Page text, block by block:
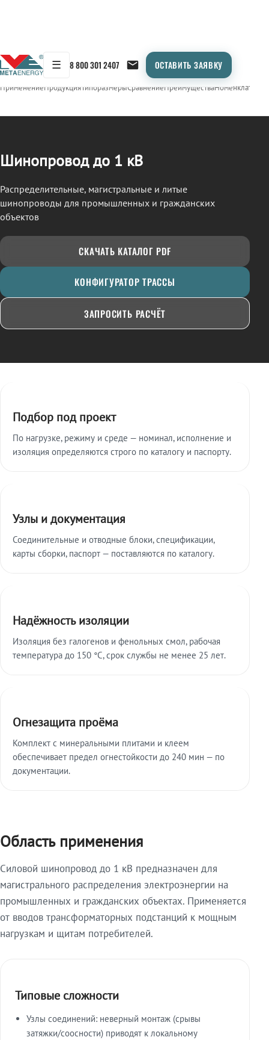
☰ 8 800 301 2407 ОСТАВИТЬ ЗАЯВКУ
← Продукция/ШИНОПРОВОД
ПрименениеПродукцияТипоразмерыСравнениеПреимуществаНоменклатура
Шинопровод до 1 кВ
Распределительные, магистральные и литые
шинопроводы для промышленных и гражданских
объектов
СКАЧАТЬ КАТАЛОГ PDF
КОНФИГУРАТОР ТРАССЫ
ЗАПРОСИТЬ РАСЧЁТ
Подбор под проект
По нагрузке, режиму и среде — номинал, исполнение и
изоляция определяются строго по каталогу и паспорту.
Узлы и документация
Соединительные и отводные блоки, спецификации,
карты сборки, паспорт — поставляются по каталогу.
Надёжность изоляции
Изоляция без галогенов и фенольных смол, рабочая
температура до 150 °C, срок службы не менее 25 лет.
Огнезащита проёма
Комплект с минеральными плитами и клеем
обеспечивает предел огнестойкости до 240 мин — по
документации.
Область применения
Силовой шинопровод до 1 кВ предназначен для
магистрального распределения электроэнергии на
промышленных и гражданских объектах. Применяется
от вводов трансформаторных подстанций к мощным
нагрузкам и щитам потребителей.
Типовые сложности
Узлы соединений: неверный монтаж (срывы
затяжки/соосности) приводят к локальному